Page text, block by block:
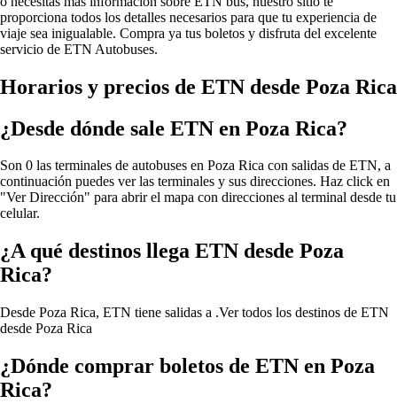
proporciona todos los detalles necesarios para que tu experiencia de
viaje sea inigualable. Compra ya tus boletos y disfruta del excelente
servicio de ETN Autobuses.
Horarios y precios de ETN desde Poza Rica
¿Desde dónde sale ETN en Poza Rica?
Son 0 las terminales de autobuses en Poza Rica con salidas de ETN, a
continuación puedes ver las terminales y sus direcciones. Haz click en
"Ver Dirección" para abrir el mapa con direcciones al terminal desde tu
celular.
¿A qué destinos llega ETN desde Poza
Rica?
Desde Poza Rica, ETN tiene salidas a .Ver todos los destinos de ETN
desde Poza Rica
¿Dónde comprar boletos de ETN en Poza
Rica?